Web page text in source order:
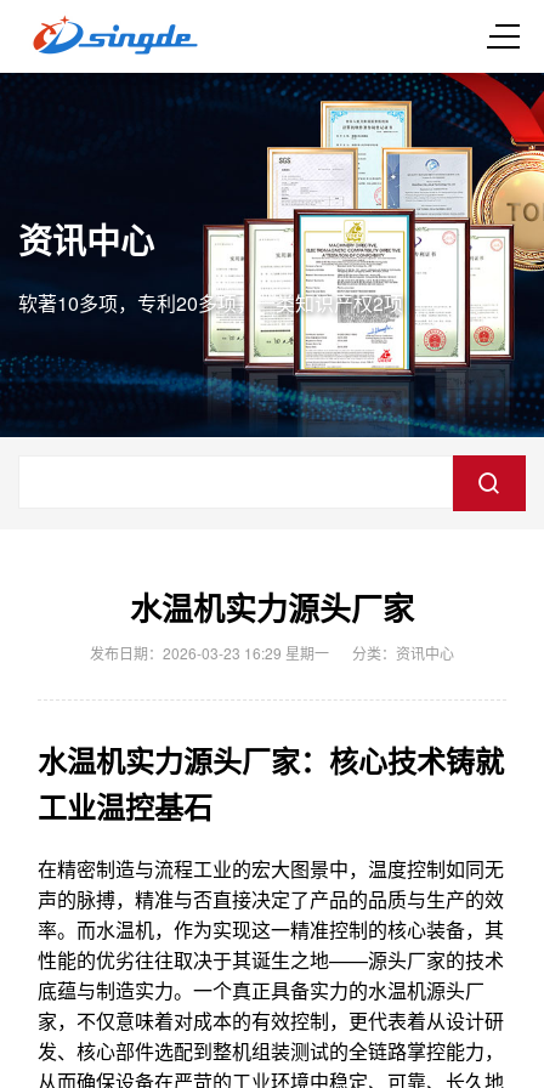
资讯中心
软著10多项，专利20多项，一类知识产权2项
水温机实力源头厂家
发布日期：2026-03-23 16:29 星期一 分类： 资讯中心
水温机实力源头厂家：核心技术铸就
工业温控基石
在精密制造与流程工业的宏大图景中，温度控制如同无
声的脉搏，精准与否直接决定了产品的品质与生产的效
率。而水温机，作为实现这一精准控制的核心装备，其
性能的优劣往往取决于其诞生之地——源头厂家的技术
底蕴与制造实力。一个真正具备实力的水温机源头厂
家，不仅意味着对成本的有效控制，更代表着从设计研
发、核心部件选配到整机组装测试的全链路掌控能力，
从而确保设备在严苛的工业环境中稳定、可靠、长久地